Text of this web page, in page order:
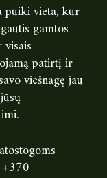
puiki vieta, kur
gamtos
patirtį ir
viešnagę jau